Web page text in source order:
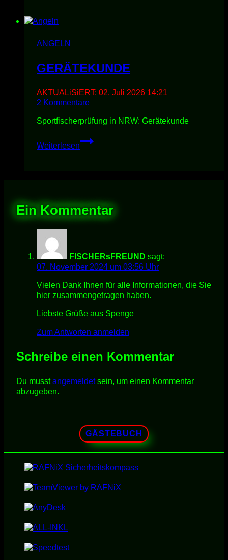
ANGELN
GERÄTEKUNDE
AKTUALiSiERT: 02. Juli 2026 14:21
2 Kommentare
Sportfischerprüfung in NRW: Gerätekunde
Weiterlesen
GERÄTEKUNDE
Ein Kommentar
FISCHERsFREUND sagt:
07. November 2024 um 03:56 Uhr
Vielen Dank Ihnen für alle Informationen, die Sie
hier zusammengetragen haben.
Liebste Grüße aus Spenge
Zum Antworten anmelden
Schreibe einen Kommentar
Du musstangemeldetsein, um einen Kommentar
abzugeben.
GÄSTEBUCH